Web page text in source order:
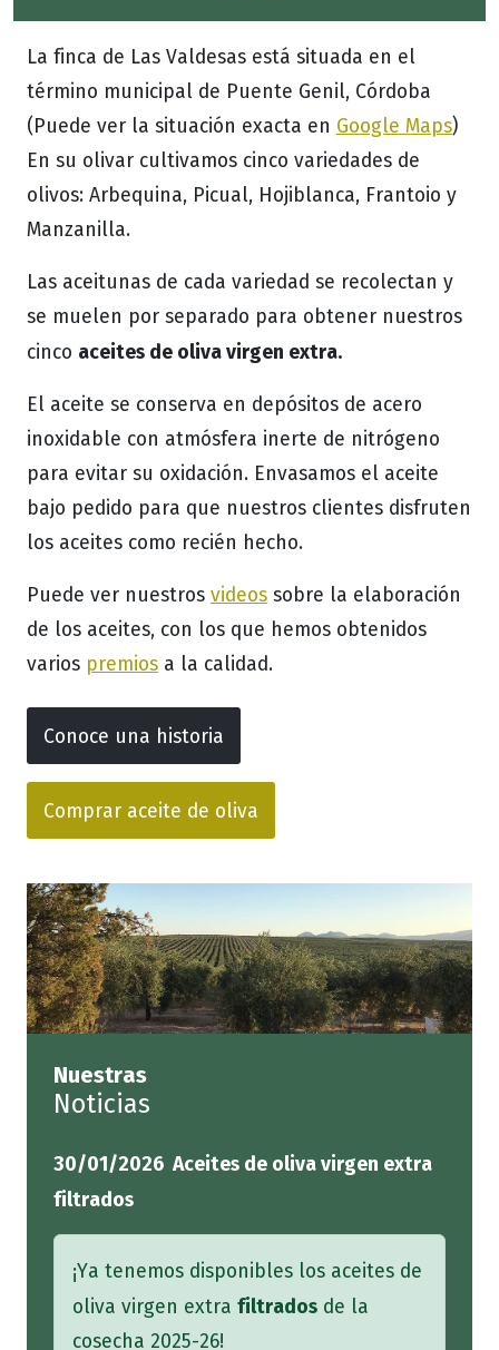
La finca de Las Valdesas está situada en el
término municipal de Puente Genil, Córdoba
(Puede ver la situación exacta en Google Maps)
En su olivar cultivamos cinco variedades de
olivos: Arbequina, Picual, Hojiblanca, Frantoio y
Manzanilla.
Las aceitunas de cada variedad se recolectan y
se muelen por separado para obtener nuestros
cinco aceites de oliva virgen extra.
El aceite se conserva en depósitos de acero
inoxidable con atmósfera inerte de nitrógeno
para evitar su oxidación. Envasamos el aceite
bajo pedido para que nuestros clientes disfruten
los aceites como recién hecho.
Puede ver nuestros videos sobre la elaboración
de los aceites, con los que hemos obtenidos
varios premios a la calidad.
Conoce una historia
Comprar aceite de oliva
Nuestras
Noticias
30/01/2026 Aceites de oliva virgen extra
filtrados
¡Ya tenemos disponibles los aceites de
oliva virgen extra filtrados de la
cosecha 2025-26!